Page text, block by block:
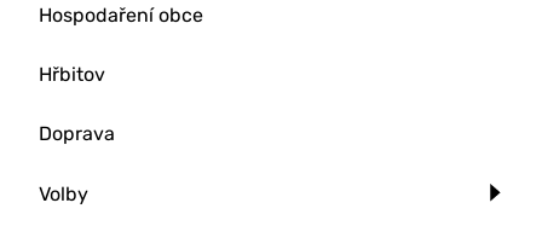
Hospodaření obce
Hřbitov
Doprava
Volby